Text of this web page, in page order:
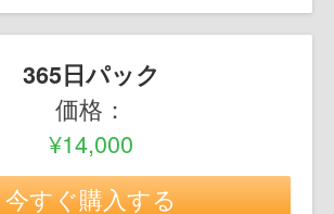
365日パック
価格：
¥14,000
今すぐ購入する